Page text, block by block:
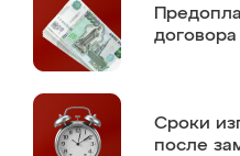
договора
Сроки
после